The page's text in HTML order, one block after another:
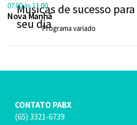
Musicas de sucesso
seu dia
07:00 às 11:00
Nova Manhã
Programa variado
CONTATO PABX
(65) 3321-6739